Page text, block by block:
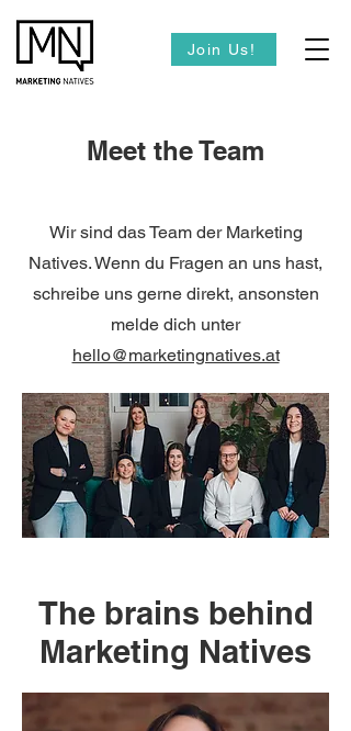
Join Us!
Meet the Team
Wir sind das Team der Marketing
Natives. Wenn du Fragen an uns hast,
schreibe uns gerne direkt, ansonsten
melde dich unter
hello@marketingnatives.at
The brains behind
Marketing Natives